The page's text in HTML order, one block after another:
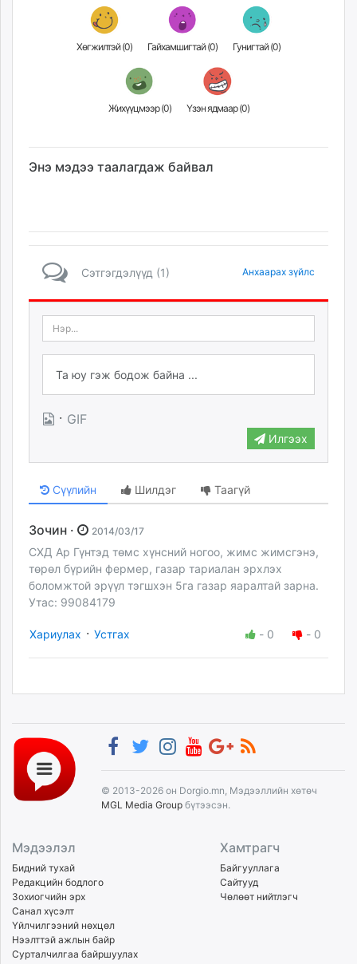
toim.mn
tac.mn
Хөгжилтэй (0) Гайхамшигтай (0) Гунигтай (0)
Жихүүцмээр (0) Үзэн ядмаар (0)
Энэ мэдээ таалагдаж байвал
Сэтгэгдэлүүд (1) Анхаарах зүйлс
· GIF
Илгээх
Сүүлийн Шилдэг Таагүй
Зочин · 2014/03/17
СХД Ар Гүнтэд төмс хүнсний ногоо, жимс жимсгэнэ,
төрөл бүрийн фермер, газар тариалан эрхлэх
боломжтой эрүүл тэгшхэн 5га газар яаралтай зарна.
Утас: 99084179
Хариулах · Устгах - 0 - 0
© 2013-2026 он Dorgio.mn, Мэдээллийн хөтөч
MGL Media Group бүтээсэн.
Мэдээлэл
Бидний тухай
Редакцийн бодлого
Зохиогчийн эрх
Санал хүсэлт
Үйлчилгээний нөхцөл
Нээлттэй ажлын байр
Сурталчилгаа байршуулах
Хамтрагч
Байгууллага
Сайтууд
Чөлөөт нийтлэгч